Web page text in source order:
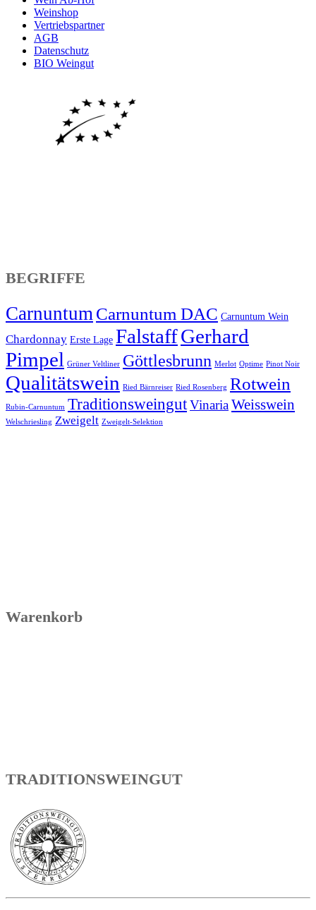
Weinshop
Vertriebspartner
AGB
Datenschutz
BIO Weingut
BEGRIFFE
CarnuntumCarnuntum DAC Carnuntum Wein
Chardonnay Erste Lage FalstaffGerhard
Pimpel Grüner Veltliner Göttlesbrunn Merlot Optime Pinot Noir
Qualitätswein Ried Bärnreiser Ried Rosenberg Rotwein
Rubin-Carnuntum TraditionsweingutVinariaWeisswein
Welschriesling Zweigelt Zweigelt-Selektion
Warenkorb
TRADITIONSWEINGUT